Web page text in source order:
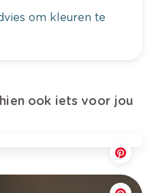
om kleuren te
ook iets voor jou